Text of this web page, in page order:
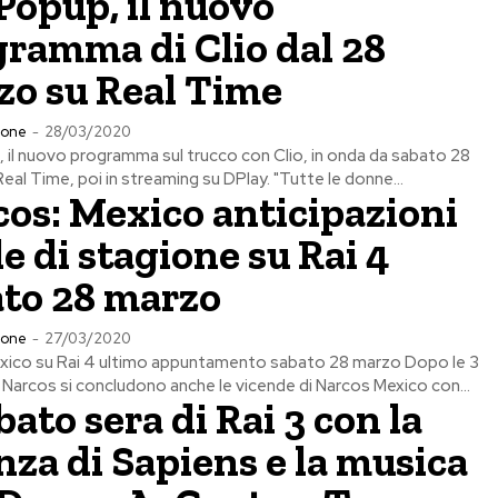
di Clio dal 28
su Real Time
- 28/03/2020
il nuovo programma sul trucco con Clio, in onda da sabato 28
Time, poi in streaming su DPlay. "Tutte le donne...
Mexico anticipazioni
di stagione su Rai 4
28 marzo
- 27/03/2020
su Rai 4 ultimo appuntamento sabato 28 marzo Dopo le 3
si concludono anche le vicende di Narcos Mexico con...
sera di Rai 3 con la
di Sapiens e la musica